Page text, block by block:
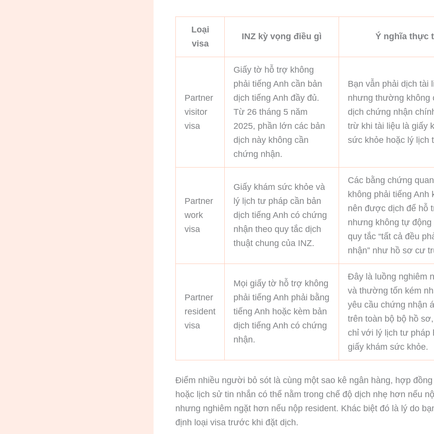
Loại
visa
INZ kỳ vọng điều gì Ý nghĩa thực
Partner
visitor
visa
Giấy tờ hỗ trợ không
phải tiếng Anh cần bản
dịch tiếng Anh đầy đủ.
Từ 26 tháng 5 năm
2025, phần lớn các bản
dịch này không cần
chứng nhận.
Bạn vẫn phải dịch tài
nhưng thường không
dịch chứng nhận
trừ khi tài liệu là giấy
sức khỏe hoặc lý lịch
Partner
work
visa
Giấy khám sức khỏe và
lý lịch tư pháp cần bản
dịch tiếng Anh có chứng
nhận theo quy tắc dịch
thuật chung của INZ.
Các bằng chứng
không phải tiếng Anh
nên được dịch để hỗ
nhưng không tự
quy tắc “tất cả đều
nhận” như hồ sơ cư
Partner
resident
visa
Mọi giấy tờ hỗ trợ không
phải tiếng Anh phải bằng
tiếng Anh hoặc kèm bản
dịch tiếng Anh có chứng
nhận.
Đây là luồng nghiêm
và thường tốn kém
yêu cầu chứng nhận
trên toàn bộ bộ hồ
chỉ với lý lịch tư pháp
giấy khám sức khỏe.
Điểm nhiều người bỏ sót là cùng một sao kê ngân hàng, hợp
hoặc lịch sử tin nhắn có thể nằm trong chế độ dịch nhẹ hơn nếu
nhưng nghiêm ngặt hơn nếu nộp resident. Khác biệt đó là lý do
định loại visa trước khi đặt dịch.